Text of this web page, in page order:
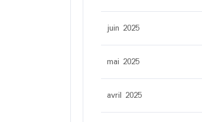
juin 2025
mai 2025
avril 2025